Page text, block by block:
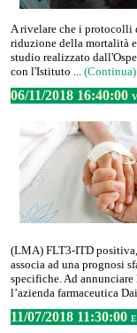
A rivelare che i protocolli
riduzione della mortalità
studio realizzato
con l'Istituto ... (Continua)
06/11/2018 16:40:00
(LMA) FLT3-ITD positiva,
associa ad una prognosi
specifiche. Ad
l’azienda farmaceutica
11/07/2018 11:30:00